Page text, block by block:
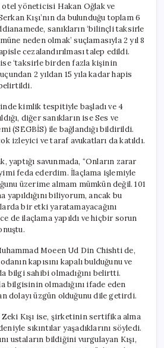
otel yöneticisi Hakan Oğlak ve
Kışı’nın da bulunduğu toplam 6
sanıkların ‘bilinçli taksirle
neden olmak’ suçlamasıyla 2 yıl 8
cezalandırılması talep edildi.
‘taksirle birden fazla kişinin
2 yıldan 15 yıla kadar hapis
belirtildi.
kimlik tespitiyle başladı ve 4
diğer sanıkların ise Ses ve
(SEGBİS) ile bağlandığı bildirildi.
izleyici ve taraf avukatları da katıldı.
yaptığı savunmada, “Onların zarar
feda ederdim. İlaçlama işlemiyle
üzerime almam mümkün değil. 101
yapıldığını biliyorum, ancak bu
bir etki yaratamayacağını
de ilaçlama yapıldı ve hiçbir sorun
Moeen Ud Din Chishti de,
kapısını kapalı bulduğunu ve
bilgi sahibi olmadığını belirtti.
bilgisinin olmadığını ifade eden
dolayı üzgün olduğunu dile getirdi.
Kışı ise, şirketinin sertifika alma
sıkıntılar yaşadıklarını söyledi.
ustaların bildiğini vurgulayan Kışı,